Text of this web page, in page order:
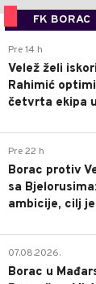
FK BORAC
Pre 14 h
Velež želi
Rahimić
četvrta ekipa
Pre 22 h
Borac protiv
sa
ambicije, cilj
07.08.2026.
Borac u